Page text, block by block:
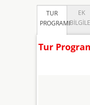
TUR
PROGRAMI
EK
Tur